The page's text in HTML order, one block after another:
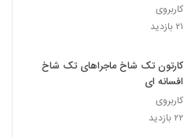
کاربروی
۲۱ بازدید
کارتون تک شاخ ماجراهای تک شاخ
افسانه ای
کاربروی
۲۲ بازدید